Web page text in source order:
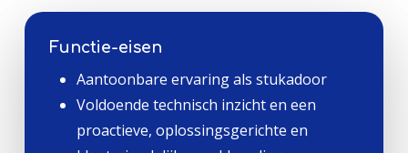
Functie-eisen
Aantoonbare ervaring als stukadoor
Voldoende technisch inzicht en een
proactieve, oplossingsgerichte en